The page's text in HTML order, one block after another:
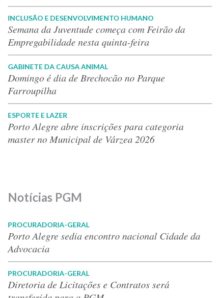
INCLUSÃO E DESENVOLVIMENTO HUMANO
Semana da Juventude começa com Feirão da
Empregabilidade nesta quinta-feira
GABINETE DA CAUSA ANIMAL
Domingo é dia de Brechocão no Parque
Farroupilha
ESPORTE E LAZER
Porto Alegre abre inscrições para categoria
master no Municipal de Várzea 2026
Notícias PGM
PROCURADORIA-GERAL
Porto Alegre sedia encontro nacional Cidade da
Advocacia
PROCURADORIA-GERAL
Diretoria de Licitações e Contratos será